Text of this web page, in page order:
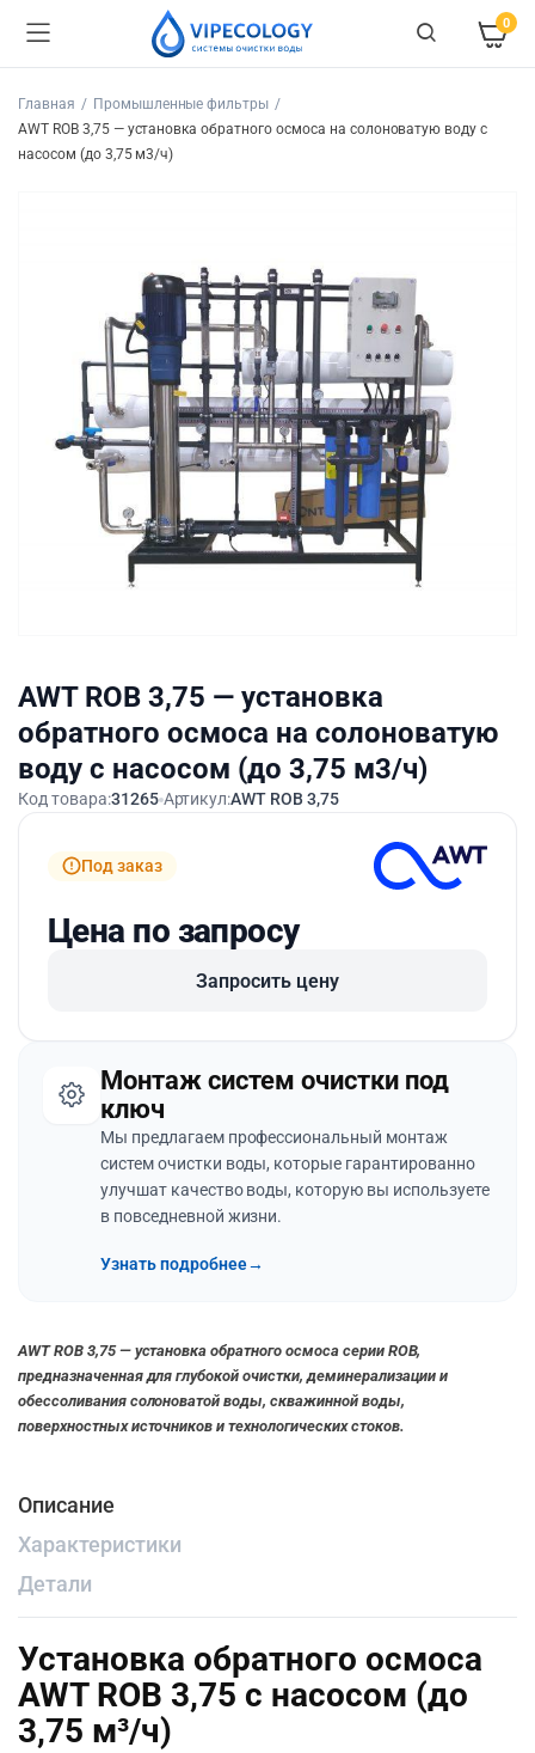
0
Главная
Промышленные фильтры
AWT ROB 3,75 — установка обратного осмоса на солоноватую воду с
насосом (до 3,75 м3/ч)
AWT ROB 3,75 — установка
обратного осмоса на солоноватую
воду с насосом (до 3,75 м3/ч)
Код товара:31265 Артикул:AWT ROB 3,75
Под заказ
Цена по запросу
Запросить цену
Монтаж систем очистки под
ключ
Мы предлагаем профессиональный монтаж
систем очистки воды, которые гарантированно
улучшат качество воды, которую вы используете
в повседневной жизни.
Узнать подробнее→
AWT ROB 3,75 — установка обратного осмоса серии ROB,
предназначенная для глубокой очистки, деминерализации и
обессоливания солоноватой воды, скважинной воды,
поверхностных источников и технологических стоков.
Описание
Характеристики
Детали
Установка обратного осмоса
AWT ROB 3,75 с насосом (до
3,75 м³/ч)